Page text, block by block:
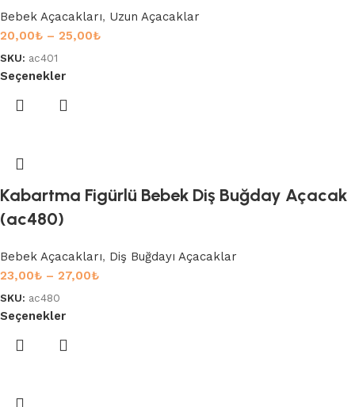
Bebek Açacakları, Uzun Açacaklar
20,00₺ – 25,00₺
SKU: ac401
Seçenekler
Kabartma Figürlü Bebek Diş Buğday Açacak
(ac480)
Bebek Açacakları, Diş Buğdayı Açacaklar
23,00₺ – 27,00₺
SKU: ac480
Seçenekler